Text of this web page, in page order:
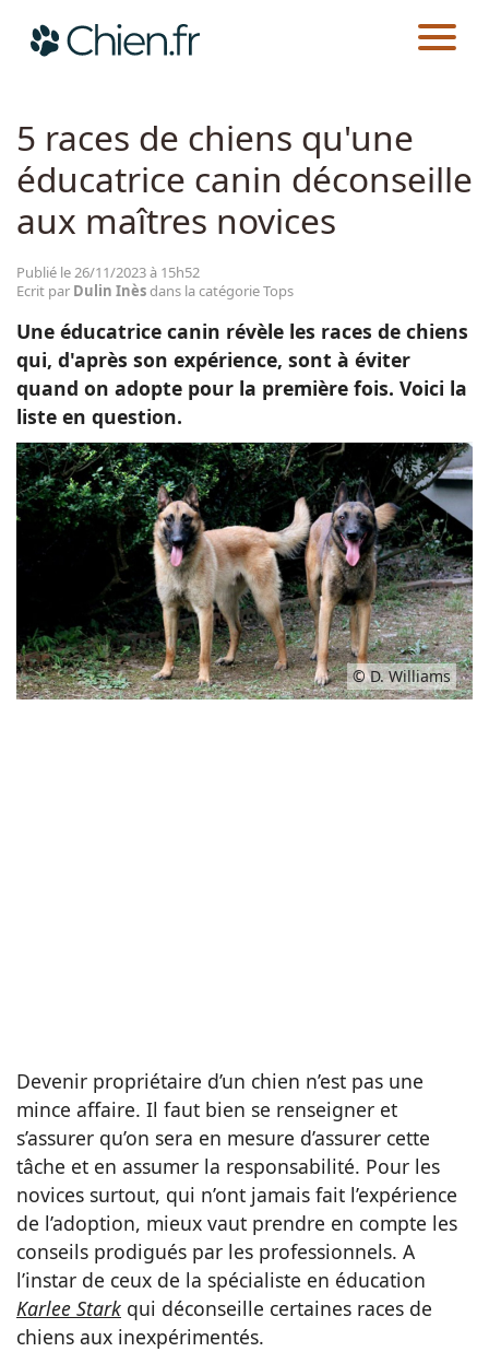
Races
CHIEN.FR ACTUALITÉS
5 races de chiens qu'une
éducatrice canin déconseille
aux maîtres novices
Publié le 26/11/2023 à 15h52
Ecrit par Dulin Inèsdans la catégorie Tops
Une éducatrice canin révèle les races de chiens
qui, d'après son expérience, sont à éviter
quand on adopte pour la première fois. Voici la
liste en question.
© D. Williams
Devenir propriétaire d’un chien n’est pas une
mince affaire. Il faut bien se renseigner et
s’assurer qu’on sera en mesure d’assurer cette
tâche et en assumer la responsabilité. Pour les
novices surtout, qui n’ont jamais fait l’expérience
de l’adoption, mieux vaut prendre en compte les
conseils prodigués par les professionnels. A
l’instar de ceux de la spécialiste en éducation
Karlee Stark qui déconseille certaines races de
chiens aux inexpérimentés.